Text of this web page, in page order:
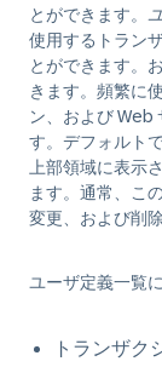
とができます。
使用するトラン
とができます。
きます。頻繁に
ン、および Web
す。デフォルト
上部領域に表示
ます。通常、こ
変更、および削
ユーザ定義一覧
トランザク